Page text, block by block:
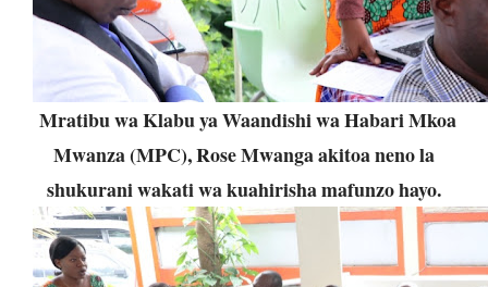
Mratibu wa Klabu ya Waandishi wa Habari Mkoa
Mwanza (MPC), Rose Mwanga akitoa neno la
shukurani wakati wa kuahirisha mafunzo hayo.